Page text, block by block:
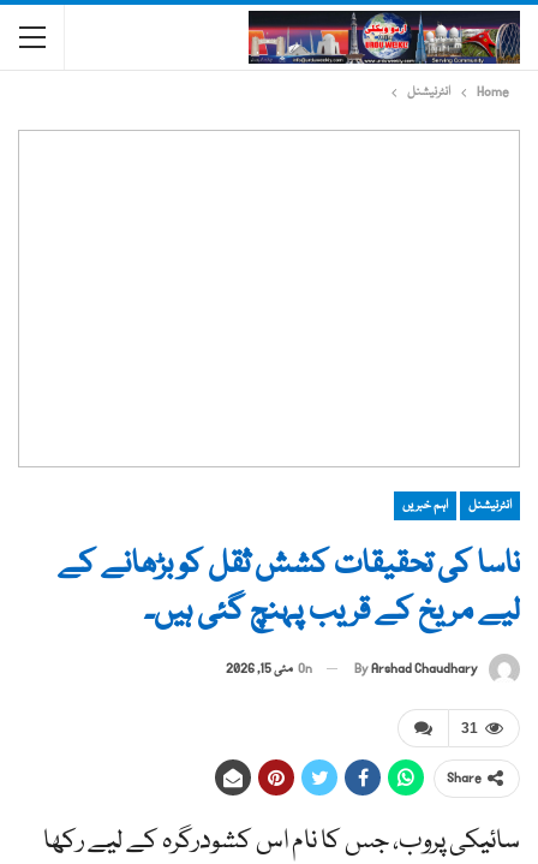
Home انٹرنیشنل
انٹرنیشنل اہم خبریں
ناسا کی تحقیقات کشش ثقل کو بڑھانے کے
لیے مریخ کے قریب پہنچ گئی ہیں۔
ByArshad Chaudhary
On مئی 15, 2026
31
Share
سائیکی پروب، جس کا نام اس کشودرگرہ کے لیے رکھا